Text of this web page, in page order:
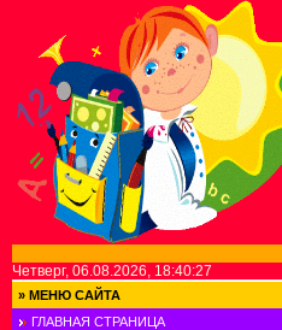
Четверг, 06.08.2026, 18:40:27
» МЕНЮ САЙТА
ГЛАВНАЯ СТРАНИЦА